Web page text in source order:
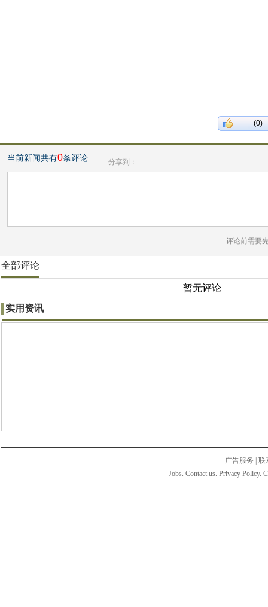
(0)
当前新闻共有0条评论 分享到：
评论前需要
全部评论
暂无评论
实用资讯
广告服务
联
Jobs. Contact us. Privacy Policy.